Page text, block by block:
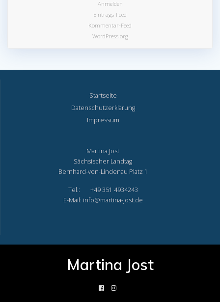
Anmelden
Eintrags-Feed
Kommentar-Feed
WordPress.org
Startseite
Datenschutzerklärung
Impressum
Martina Jost
Sächsischer Landtag
Bernhard-von-Lindenau Platz 1
Tel.: +49 351 4934243
E-Mail: info@martina-jost.de
Martina Jost